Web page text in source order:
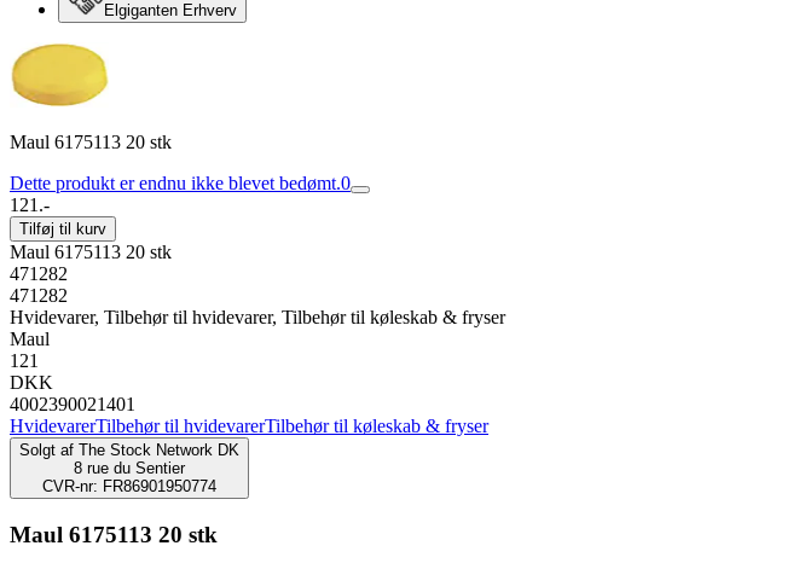
Elgiganten Erhverv
Maul 6175113 20 stk
Dette produkt er endnu ikke blevet bedømt.0
121.-
Tilføj til kurv
Maul 6175113 20 stk
471282
471282
Hvidevarer, Tilbehør til hvidevarer, Tilbehør til køleskab & fryser
Maul
121
DKK
4002390021401
HvidevarerTilbehør til hvidevarerTilbehør til køleskab & fryser
Solgt af The Stock Network DK
8 rue du Sentier
CVR-nr: FR86901950774
Maul 6175113 20 stk